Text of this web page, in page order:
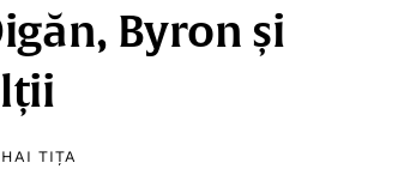
Byron și
TIȚA